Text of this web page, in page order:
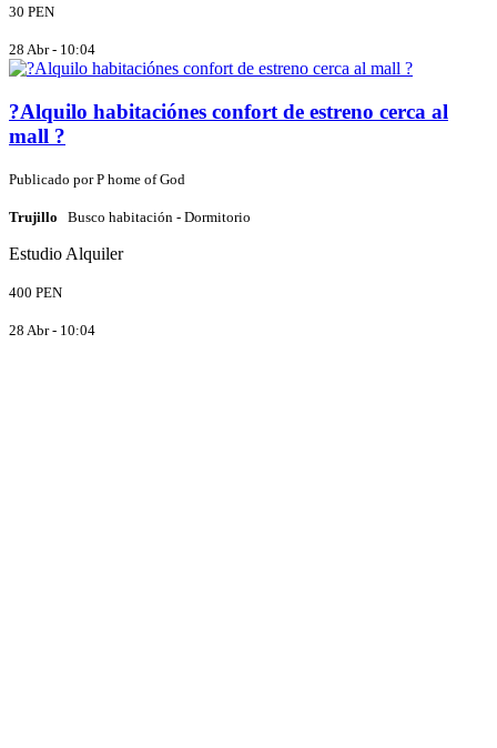
30 PEN
28 Abr - 10:04
?Alquilo habitaciónes confort de estreno cerca al
mall ?
Publicado porP home of God
Trujillo Busco habitación - Dormitorio
Estudio Alquiler
400 PEN
28 Abr - 10:04